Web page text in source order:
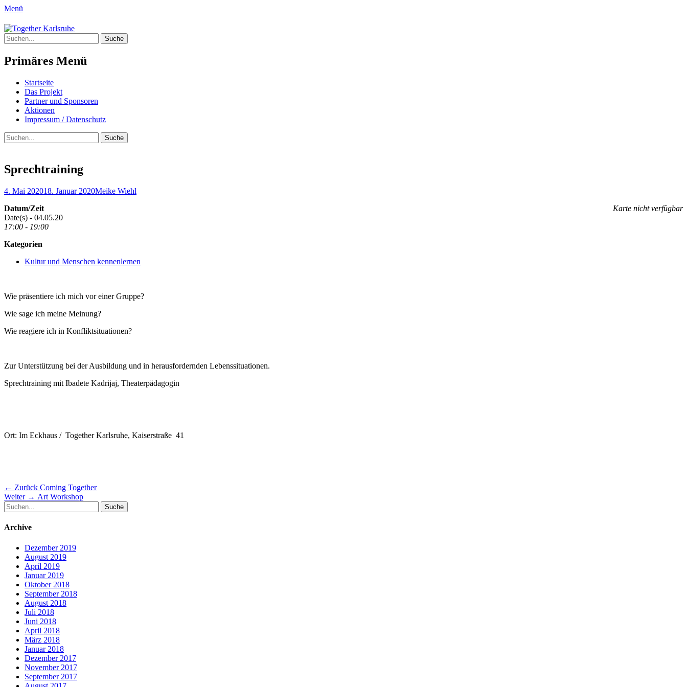
Menü
Together Karlsruhe
Integration von jungen Menschen mit Fluchterfahrung und Migrationshintergrund
Suche
nach:
Primäres Menü
Springe
zum
Inhalt
Startseite
Das Projekt
Partner und Sponsoren
Aktionen
Impressum / Datenschutz
Suchen
Suche
nach:
Sprechtraining
Posted
4. Mai 202018. Januar 2020Author
Meike Wiehl
Karte nicht verfügbar
Datum/Zeit
Date(s) - 04.05.20
17:00 - 19:00
Kategorien
Kultur und Menschen kennenlernen
Wie präsentiere ich mich vor einer Gruppe?
Wie sage ich meine Meinung?
Wie reagiere ich in Konfliktsituationen?
Zur Unterstützung bei der Ausbildung und in herausfordernden Lebenssituationen.
Sprechtraining mit Ibadete Kadrijaj, Theaterpädagogin
Ort: Im Eckhaus / Together Karlsruhe, Kaiserstraße 41
Beitragsnavigation
← Zurück Vorheriger
Beitrag:
Coming Together
Weiter → Nächster
Art Workshop
Suche
nach:
Archive
Dezember 2019
August 2019
April 2019
Januar 2019
Oktober 2018
September 2018
August 2018
Juli 2018
Juni 2018
April 2018
März 2018
Januar 2018
Dezember 2017
November 2017
September 2017